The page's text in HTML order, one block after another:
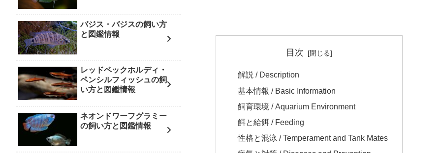
目次
解説 / Description
基本情報 / Basic Information
飼育環境 / Aquarium Environment
餌と給餌 / Feeding
性格と混泳 / Temperament and Tank Mates
バジス・バジスの飼い方
と図鑑情報
レッドベックホルディ・
ペンシルフィッシュの飼
い方と図鑑情報
ネオンドワーフグラミー
の飼い方と図鑑情報